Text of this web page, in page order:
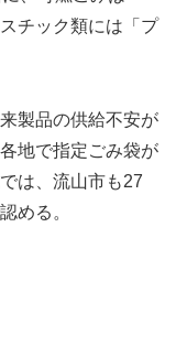
チック類には「プ
製品の供給不安が
地で指定ごみ袋が
は、流山市も27
める。